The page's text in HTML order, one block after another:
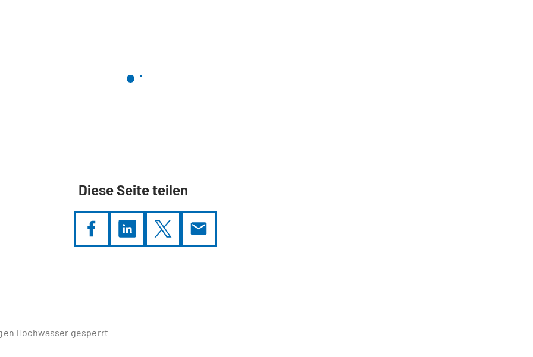
Diese Seite teilen
Hochwasser gesperrt